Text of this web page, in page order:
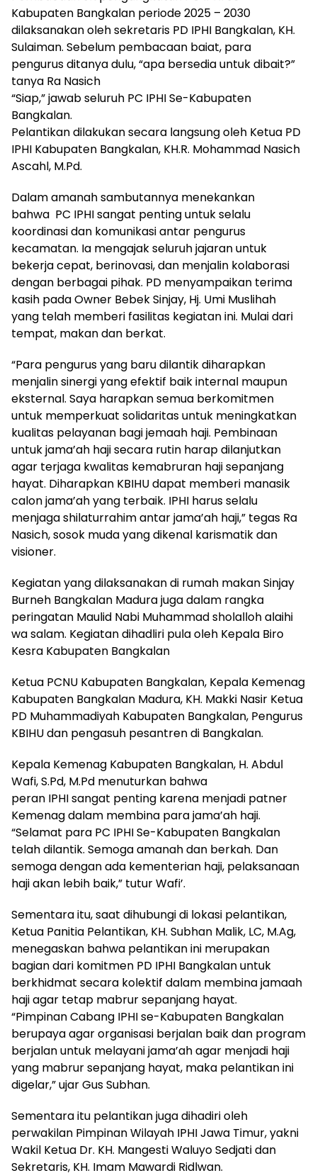
Kabupaten Bangkalan periode 2025 – 2030
dilaksanakan oleh sekretaris PD IPHI Bangkalan, KH.
Sulaiman. Sebelum pembacaan baiat, para
pengurus ditanya dulu, “apa bersedia untuk dibait?”
tanya Ra Nasich
“Siap,” jawab seluruh PC IPHI Se-Kabupaten
Bangkalan.
Pelantikan dilakukan secara langsung oleh Ketua PD
IPHI Kabupaten Bangkalan, KH.R. Mohammad Nasich
Ascahl, M.Pd.
Dalam amanah sambutannya menekankan
bahwa PC IPHI sangat penting untuk selalu
koordinasi dan komunikasi antar pengurus
kecamatan. Ia mengajak seluruh jajaran untuk
bekerja cepat, berinovasi, dan menjalin kolaborasi
dengan berbagai pihak. PD menyampaikan terima
kasih pada Owner Bebek Sinjay, Hj. Umi Muslihah
yang telah memberi fasilitas kegiatan ini. Mulai dari
tempat, makan dan berkat.
“Para pengurus yang baru dilantik diharapkan
menjalin sinergi yang efektif baik internal maupun
eksternal. Saya harapkan semua berkomitmen
untuk memperkuat solidaritas untuk meningkatkan
kualitas pelayanan bagi jemaah haji. Pembinaan
untuk jama’ah haji secara rutin harap dilanjutkan
agar terjaga kwalitas kemabruran haji sepanjang
hayat. Diharapkan KBIHU dapat memberi manasik
calon jama’ah yang terbaik. IPHI harus selalu
menjaga shilaturrahim antar jama’ah haji,” tegas Ra
Nasich, sosok muda yang dikenal karismatik dan
visioner.
Kegiatan yang dilaksanakan di rumah makan Sinjay
Burneh Bangkalan Madura juga dalam rangka
peringatan Maulid Nabi Muhammad sholalloh alaihi
wa salam. Kegiatan dihadliri pula oleh Kepala Biro
Kesra Kabupaten Bangkalan
Ketua PCNU Kabupaten Bangkalan, Kepala Kemenag
Kabupaten Bangkalan Madura, KH. Makki Nasir Ketua
PD Muhammadiyah Kabupaten Bangkalan, Pengurus
KBIHU dan pengasuh pesantren di Bangkalan.
Kepala Kemenag Kabupaten Bangkalan, H. Abdul
Wafi, S.Pd, M.Pd menuturkan bahwa
peran IPHI sangat penting karena menjadi patner
Kemenag dalam membina para jama’ah haji.
“Selamat para PC IPHI Se-Kabupaten Bangkalan
telah dilantik. Semoga amanah dan berkah. Dan
semoga dengan ada kementerian haji, pelaksanaan
haji akan lebih baik,” tutur Wafi’.
Sementara itu, saat dihubungi di lokasi pelantikan,
Ketua Panitia Pelantikan, KH. Subhan Malik, LC, M.Ag,
menegaskan bahwa pelantikan ini merupakan
bagian dari komitmen PD IPHI Bangkalan untuk
berkhidmat secara kolektif dalam membina jamaah
haji agar tetap mabrur sepanjang hayat.
“Pimpinan Cabang IPHI se-Kabupaten Bangkalan
berupaya agar organisasi berjalan baik dan program
berjalan untuk melayani jama’ah agar menjadi haji
yang mabrur sepanjang hayat, maka pelantikan ini
digelar,” ujar Gus Subhan.
Sementara itu pelantikan juga dihadiri oleh
perwakilan Pimpinan Wilayah IPHI Jawa Timur, yakni
Wakil Ketua Dr. KH. Mangesti Waluyo Sedjati dan
Sekretaris, KH. Imam Mawardi Ridlwan.